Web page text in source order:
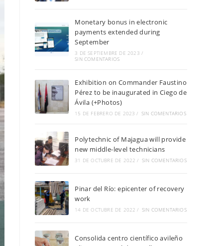
Monetary bonus in electronic
payments extended during
September
3 DE SEPTIEMBRE DE 2023 /
SIN COMENTARIOS
Exhibition on Commander Faustino
Pérez to be inaugurated in Ciego de
Ávila (+Photos)
15 DE FEBRERO DE 2023 / SIN COMENTARIOS
Polytechnic of Majagua will provide
new middle-level technicians
31 DE OCTUBRE DE 2022 / SIN COMENTARIOS
Pinar del Río: epicenter of recovery
work
14 DE OCTUBRE DE 2022 / SIN COMENTARIOS
Consolida centro científico avileño